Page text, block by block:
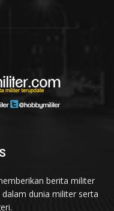
berita militer
dunia militer serta